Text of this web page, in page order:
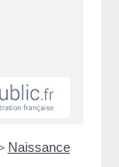
> Naissance